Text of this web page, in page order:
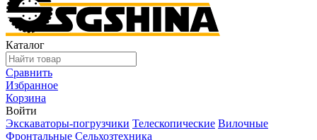
Каталог
Сравнить
Избранное
Корзина
Войти
Экскаваторы-погрузчики Телескопические Вилочные
Фронтальные Сельхозтехника